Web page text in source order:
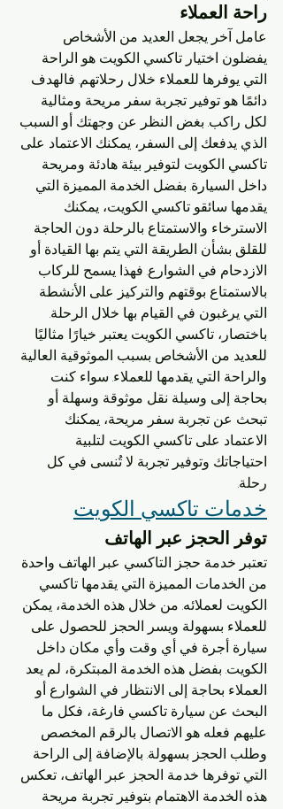
راحة العملاء
عامل آخر يجعل العديد من الأشخاص
يفضلون اختيار تاكسي الكويت هو الراحة
التي يوفرها للعملاء خلال رحلاتهم. فالهدف
دائمًا هو توفير تجربة سفر مريحة ومثالية
لكل راكب. بغض النظر عن وجهتك أو السبب
الذي يدفعك إلى السفر، يمكنك الاعتماد على
تاكسي الكويت لتوفير بيئة هادئة ومريحة
داخل السيارة. بفضل الخدمة المميزة التي
يقدمها سائقو تاكسي الكويت، يمكنك
الاسترخاء والاستمتاع بالرحلة دون الحاجة
للقلق بشأن الطريقة التي يتم بها القيادة أو
الازدحام في الشوارع. فهذا يسمح للركاب
بالاستمتاع بوقتهم والتركيز على الأنشطة
التي يرغبون في القيام بها خلال الرحلة.
باختصار، تاكسي الكويت يعتبر خيارًا مثاليًا
للعديد من الأشخاص بسبب الموثوقية العالية
والراحة التي يقدمها للعملاء. سواء كنت
بحاجة إلى وسيلة نقل موثوقة وسهلة أو
تبحث عن تجربة سفر مريحة، يمكنك
الاعتماد على تاكسي الكويت لتلبية
احتياجاتك وتوفير تجربة لا تُنسى في كل
رحلة.
خدمات تاكسي الكويت
توفر الحجز عبر الهاتف
تعتبر خدمة حجز التاكسي عبر الهاتف واحدة
من الخدمات المميزة التي يقدمها تاكسي
الكويت لعملائه. من خلال هذه الخدمة، يمكن
للعملاء بسهولة ويسر الحجز للحصول على
سيارة أجرة في أي وقت وأي مكان داخل
الكويت. بفضل هذه الخدمة المبتكرة، لم يعد
العملاء بحاجة إلى الانتظار في الشوارع أو
البحث عن سيارة تاكسي فارغة، فكل ما
عليهم فعله هو الاتصال بالرقم المخصص
وطلب الحجز بسهولة. بالإضافة إلى الراحة
التي توفرها خدمة الحجز عبر الهاتف، تعكس
هذه الخدمة الاهتمام بتوفير تجربة مريحة